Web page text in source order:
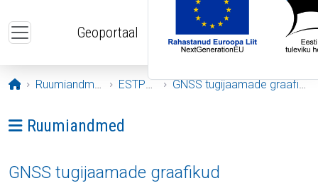
Geoportaal
Avaleht
Ruumiandmed ESTPOS GNSS tugijaamade graafikud
Ava menüü: Ruumiandmed
Ruumiandmed
GNSS tugijaamade graafikud